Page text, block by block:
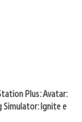
Plus: Avatar:
Simulator: Ignite e